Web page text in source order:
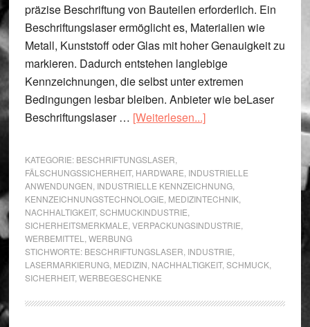
präzise Beschriftung von Bauteilen erforderlich. Ein
Beschriftungslaser ermöglicht es, Materialien wie
Metall, Kunststoff oder Glas mit hoher Genauigkeit zu
markieren. Dadurch entstehen langlebige
Kennzeichnungen, die selbst unter extremen
Bedingungen lesbar bleiben. Anbieter wie beLaser
Beschriftungslaser … [Weiterlesen...]ÜberFür
ist
ein
Beschriftungslaser
sinnvoll?
KATEGORIE: BESCHRIFTUNGSLASER
FÄLSCHUNGSSICHERHEIT, HARDWARE INDUSTRIELLE
ANWENDUNGEN INDUSTRIELLE KENNZEICHNUNG,
KENNZEICHNUNGSTECHNOLOGIE MEDIZINTECHNIK,
NACHHALTIGKEIT, SCHMUCKINDUSTRIE
SICHERHEITSMERKMALE VERPACKUNGSINDUSTRIE
WERBEMITTEL
WERBUNG
STICHWORTE: BESCHRIFTUNGSLASER INDUSTRIE
LASERMARKIERUNG, MEDIZIN NACHHALTIGKEIT, SCHMUCK,
SICHERHEIT, WERBEGESCHENKE